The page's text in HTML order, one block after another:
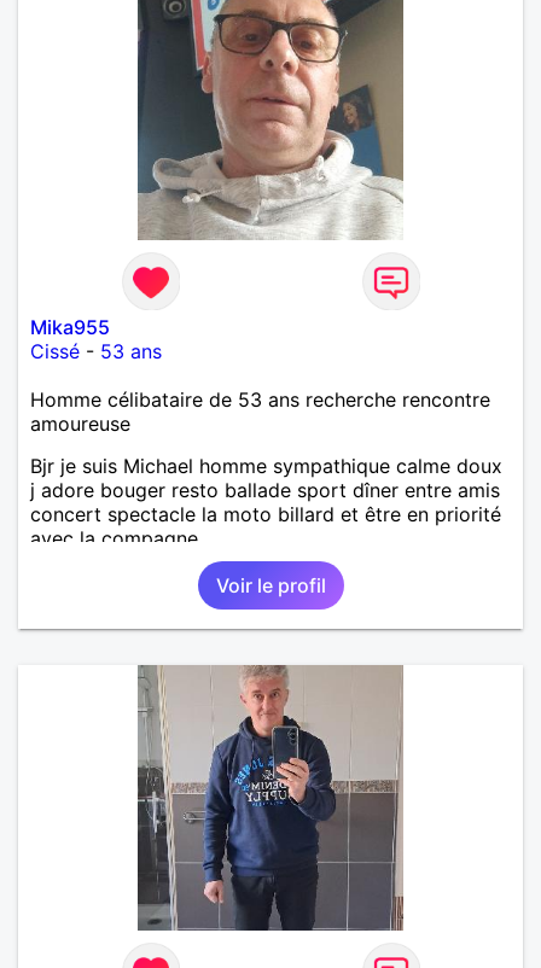
Mika955
Cissé - 53 ans
Homme célibataire de 53 ans recherche rencontre
amoureuse
Bjr je suis Michael homme sympathique calme doux
j adore bouger resto ballade sport dîner entre amis
concert spectacle la moto billard et être en priorité
avec la compagne
Voir le profil